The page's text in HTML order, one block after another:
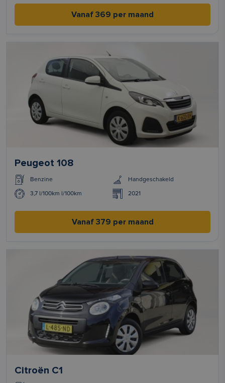
Vanaf 369 per maand
Peugeot 108
Benzine Handgeschakeld
3,7 l/100km l/100km 2021
Vanaf 379 per maand
Citroën C1